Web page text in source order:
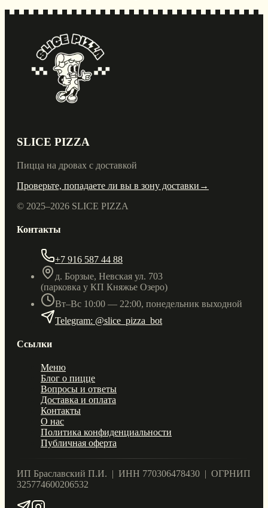
SLICE PIZZA
Пицца на дровах с доставкой
Проверьте, попадаете ли вы в зону доставки →
© 2025–2026 SLICE PIZZA
Контакты
+7 916 587 44 88
д. Борзые, Невская ул. 703
(парковка у КП Княжье Озеро)
Вт–Вс 10:00 — 22:00, понедельник выходной
Telegram: @slice_pizza_bot
Ссылки
Меню
Блог о пицце
Вопросы и ответы
Доставка и оплата
Контакты
О нас
Политика конфиденциальности
Публичная оферта
ИП Браславский П.И. | ИНН 770306478430 | ОГРНИП
325774600206532